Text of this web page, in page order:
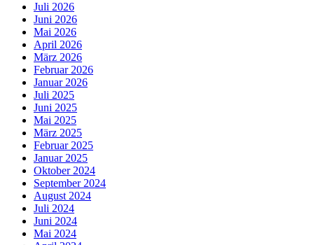
Juli 2026
Juni 2026
Mai 2026
April 2026
März 2026
Februar 2026
Januar 2026
Juli 2025
Juni 2025
Mai 2025
März 2025
Februar 2025
Januar 2025
Oktober 2024
September 2024
August 2024
Juli 2024
Juni 2024
Mai 2024